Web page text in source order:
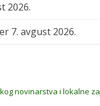
2026.
7. avgust 2026.
novinarstva i lokalne